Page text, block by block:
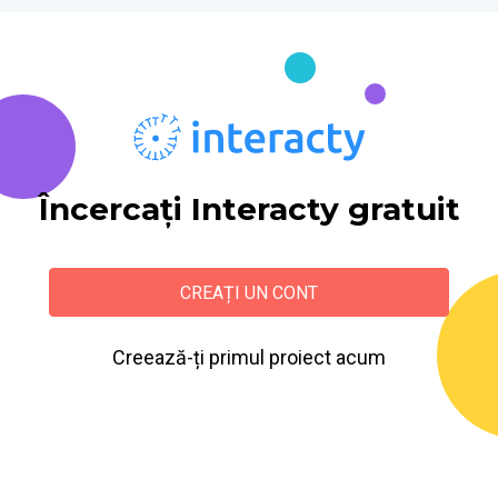
Încercați Interacty gratuit
CREAȚI UN CONT
Creează-ți primul proiect acum